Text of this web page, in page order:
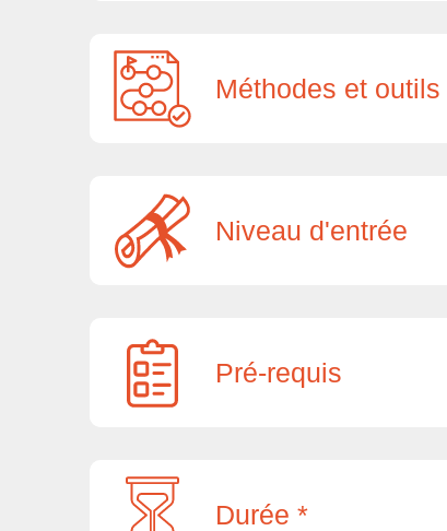
Méthodes et outils
Niveau d'entrée
Pré-requis
Durée *